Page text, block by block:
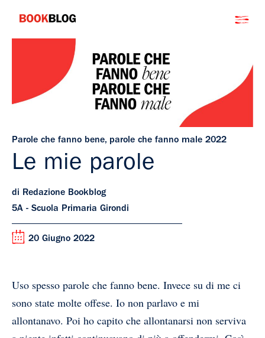
contenuto
Bookblog
Parole che fanno bene, parole che fanno male 2022
Le mie parole
di Redazione Bookblog
5A - Scuola Primaria Girondi
20 Giugno 2022
Uso spesso parole che fanno bene. Invece su di me ci
sono state molte offese. Io non parlavo e mi
allontanavo. Poi ho capito che allontanarsi non serviva